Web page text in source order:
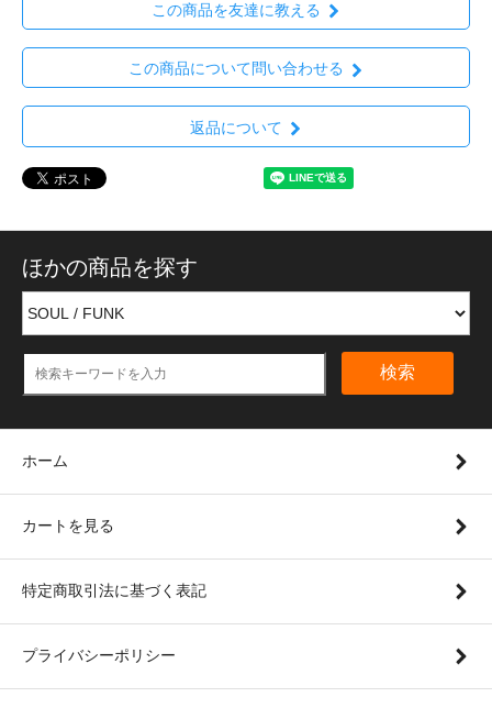
この商品を友達に教える
この商品について問い合わせる
返品について
ほかの商品を探す
検索
ホーム
カートを見る
特定商取引法に基づく表記
プライバシーポリシー